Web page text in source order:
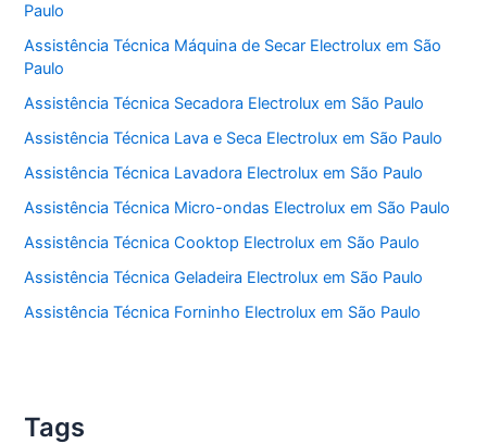
Paulo
Assistência Técnica Máquina de Secar Electrolux em São
Paulo
Assistência Técnica Secadora Electrolux em São Paulo
Assistência Técnica Lava e Seca Electrolux em São Paulo
Assistência Técnica Lavadora Electrolux em São Paulo
Assistência Técnica Micro-ondas Electrolux em São Paulo
Assistência Técnica Cooktop Electrolux em São Paulo
Assistência Técnica Geladeira Electrolux em São Paulo
Assistência Técnica Forninho Electrolux em São Paulo
Tags